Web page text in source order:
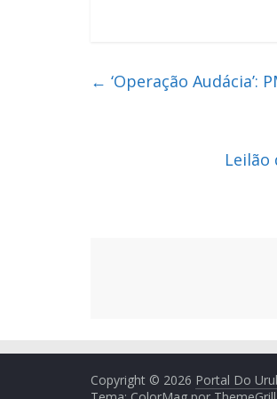
← ‘Operação
Copyright © 2026 Portal Do